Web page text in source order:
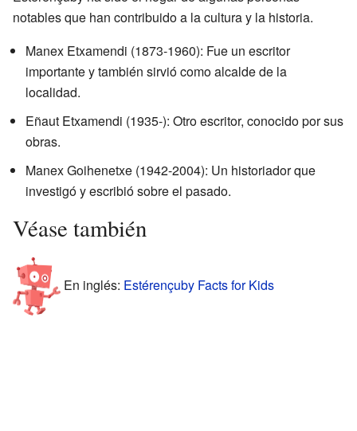
notables que han contribuido a la cultura y la historia.
Manex Etxamendi (1873-1960): Fue un escritor
importante y también sirvió como alcalde de la
localidad.
Eñaut Etxamendi (1935-): Otro escritor, conocido por sus
obras.
Manex Goihenetxe (1942-2004): Un historiador que
investigó y escribió sobre el pasado.
Véase también
En inglés: Estérençuby Facts for Kids